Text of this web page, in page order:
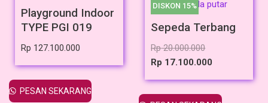
Playground Indoor
TYPE PGI 019
Rp 127.100.000
PESAN SEKARANG
DISKON 15%
Sepeda Terbang
Rp20.000.000
Rp 17.100.000